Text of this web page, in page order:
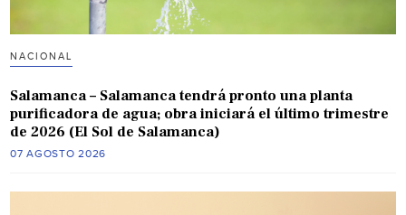
NACIONAL
Salamanca – Salamanca tendrá pronto una planta
purificadora de agua; obra iniciará el último trimestre
de 2026 (El Sol de Salamanca)
07 AGOSTO 2026